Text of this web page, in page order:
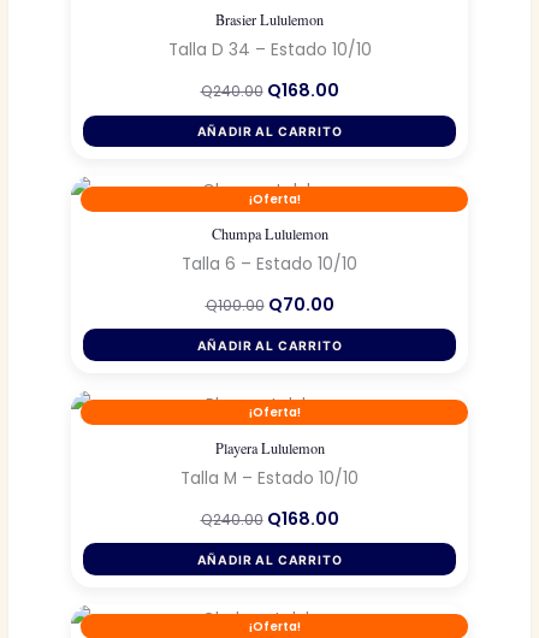
Brasier Lululemon
Talla D 34 – Estado 10/10
Q240.00 El
original
era:
Q168.00El
actual
es:
AÑADIR AL CARRITO
¡Oferta!
Chumpa Lululemon
Talla 6 – Estado 10/10
Q100.00 El
original
era:
Q70.00El
actual
es:
AÑADIR AL CARRITO
¡Oferta!
Playera Lululemon
Talla M – Estado 10/10
Q240.00 El
original
era:
Q168.00El
actual
es:
AÑADIR AL CARRITO
¡Oferta!